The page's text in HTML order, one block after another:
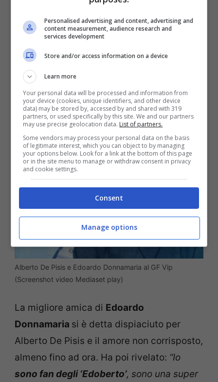
Alberto De Pisis e Edoardo Donnamaria al GF Vip
(Screenshot video Mediaset play)
La migliore amica di Edoardo
Donnamaria si è detta dispiaciuto per
Alberto De Pisis e il amore non corrisposto,
almeno fino ad ora. Ha poi rivelato: “Io
sono fan degli ‘Edoberto’, sono una super
Personalised advertising and content, advertising and
content measurement, audience research and
services development
Store and/or access information on a device
Learn more
Your personal data will be processed and information from
your device (cookies, unique identifiers, and other device
data) may be stored by, accessed by and shared with 319
partners, or used specifically by this site. We and our partners
may use precise geolocation data. List of partners.
Some vendors may process your personal data on the basis
of legitimate interest, which you can object to by managing
your options below. Look for a link at the bottom of this page
or in the site menu to manage or withdraw consent in privacy
and cookie settings.
Consent
Manage options